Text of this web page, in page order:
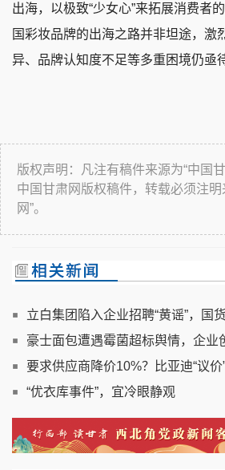
出海，以极致“少女心”来拓展消费者
国彩妆品牌的出海之路并非坦途，激
异、品牌认知度不足等多重困境仍亟
版权声明：凡注有稿件来源为“中国
中国甘肃网版权稿件，转载必须注明
网”。
立白集团陷入企业招聘“黄谣”，国
连遭遇舆论风暴引发声誉管理思考
豪士面包遭遇霉菌超标舆情，企业
真诚挽回消费者信任
要求供应商降价10%？比亚迪“议价
商，理所应当
“优衣库事件”，宜冷眼静观